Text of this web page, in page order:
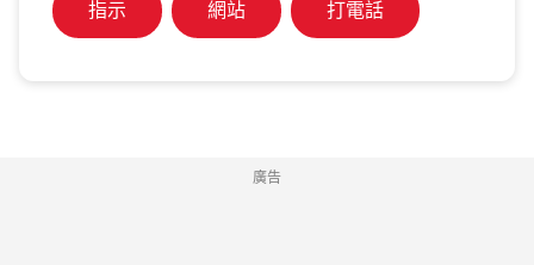
指示 網站 打電話
廣告